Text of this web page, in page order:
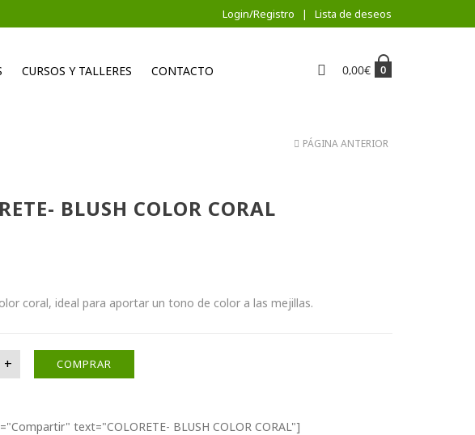
Login/Registro Lista de deseos
CURSOS Y TALLERES CONTACTO 0
0,00€
PÁGINA ANTERIOR
BLUSH COLOR CORAL
coral, ideal para aportar un tono de color a las mejillas.
BLUSH COLOR CORAL cantidad
+ COMPRAR
text="COLORETE- BLUSH COLOR CORAL"]